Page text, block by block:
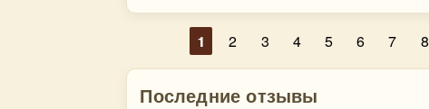
1 2 3 4 5 6 7 8
Последние отзывы